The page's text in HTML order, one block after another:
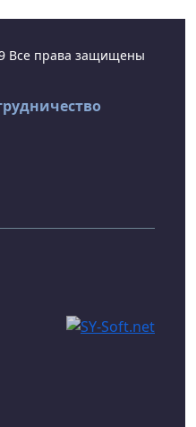
Все права защищены